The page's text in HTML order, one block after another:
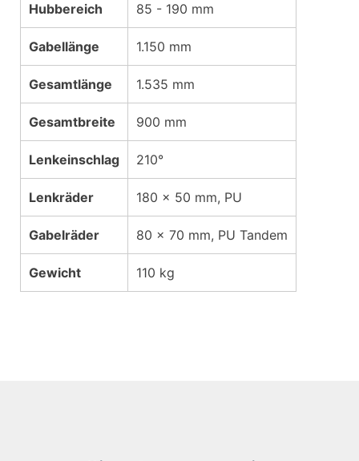
Hubbereich 85 - 190 mm
Gabellänge 1.150 mm
Gesamtlänge 1.535 mm
Gesamtbreite 900 mm
Lenkeinschlag 210°
Lenkräder 180 x 50 mm, PU
Gabelräder 80 x 70 mm, PU Tandem
Gewicht 110 kg